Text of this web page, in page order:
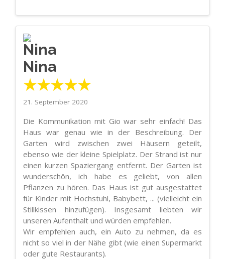
Nina
★★★★★
21. September 2020
Die Kommunikation mit Gio war sehr einfach! Das
Haus war genau wie in der Beschreibung. Der
Garten wird zwischen zwei Häusern geteilt,
ebenso wie der kleine Spielplatz. Der Strand ist nur
einen kurzen Spaziergang entfernt. Der Garten ist
wunderschön, ich habe es geliebt, von allen
Pflanzen zu hören. Das Haus ist gut ausgestattet
für Kinder mit Hochstuhl, Babybett, ... (vielleicht ein
Stillkissen hinzufügen). Insgesamt liebten wir
unseren Aufenthalt und würden empfehlen.
Wir empfehlen auch, ein Auto zu nehmen, da es
nicht so viel in der Nähe gibt (wie einen Supermarkt
oder gute Restaurants).